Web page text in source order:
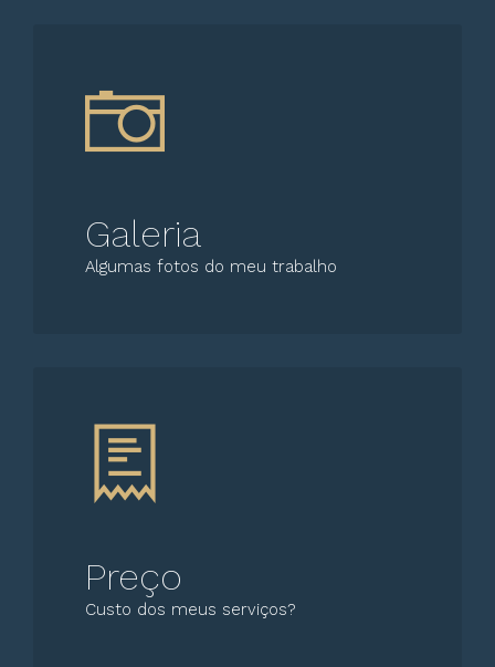
Galeria
Algumas fotos do meu trabalho
Preço
Custo dos meus serviços?